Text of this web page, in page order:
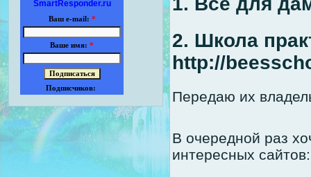
SmartResponder.ru
Ваш e-mail: *
Ваше имя: *
Подписчиков:
2. Школа
http://
Передаю их
В очередной раз
интересных сайтов: